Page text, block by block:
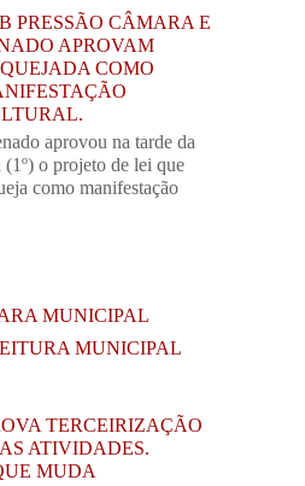
PRESSÃO CÂMARA E
APROVAM
COMO
aprovou na tarde da
o projeto de lei que
como manifestação
MUNICIPAL
MUNICIPAL
TERCEIRIZAÇÃO
ATIVIDADES.
MUDA